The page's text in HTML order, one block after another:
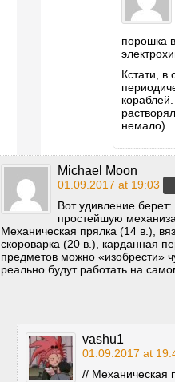
порошка
Кстати, в
немало).
Michael Moon
01.09.2017 at 19:03
Вот удивление
простейшую
Механическая прялка (14 в.),
скороварка (20 в.), карданная
предметов можно «изобрести»
реально будут работать на
vashu1
01.09.2017 at
// Механическая